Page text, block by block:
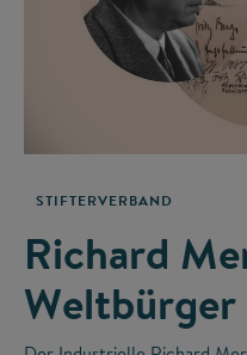
STIFTERVERBAND
Richard